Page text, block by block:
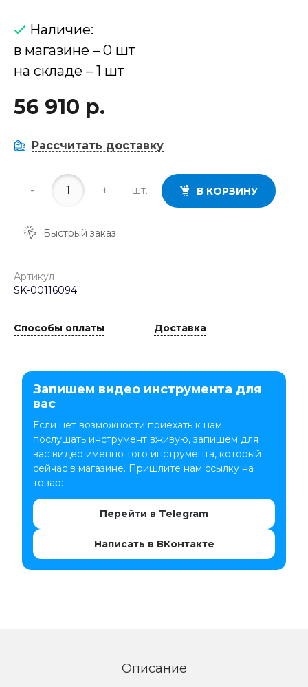
Наличие:
в магазине – 0 шт
на складе – 1 шт
56 910 р.
Рассчитать доставку
- + шт. В КОРЗИНУ
Быстрый заказ
Артикул
SK-00116094
Способы оплаты Доставка
Запишем видео инструмента для
вас
Если нет возможности приехать к нам
послушать инструмент вживую, запишем для
вас видео именно того инструмента, который
сейчас в магазине. Пришлите нам ссылку на
товар:
Перейти в Telegram
Написать в ВКонтакте
Описание